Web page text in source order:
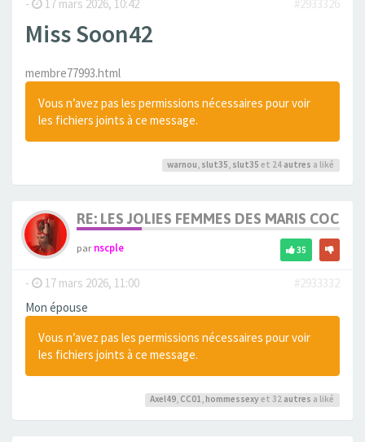
- 17 mars 2026, 10:42 #2933326
Miss Soon42
membre77993.html
Vous n’avez pas les permissions nécessaires pour voir
les fichiers joints à ce message.
warnou, slut35, slut35 et 24 autres a liké
RE: LES JOLIES FEMMES DES MARIS COCUS
parnscple 35
- 17 mars 2026, 11:00
#2933332
Mon épouse
Vous n’avez pas les permissions nécessaires pour voir
les fichiers joints à ce message.
Axel49, CC01, hommessexyet 32 autres a liké